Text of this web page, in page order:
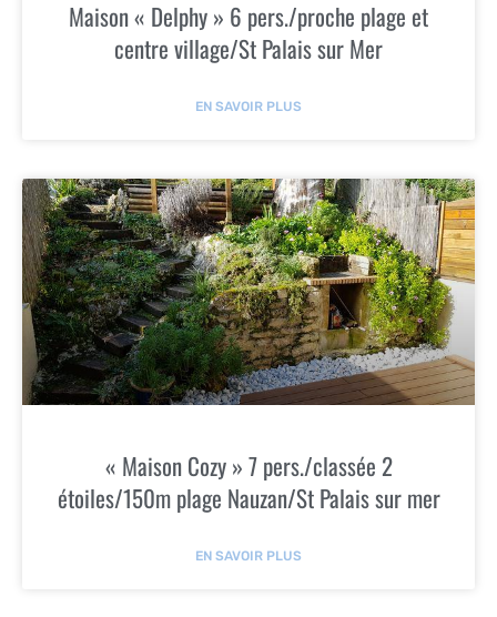
Maison « Delphy » 6 pers./proche plage et
centre village/St Palais sur Mer
EN SAVOIR PLUS
« Maison Cozy » 7 pers./classée 2
étoiles/150m plage Nauzan/St Palais sur mer
EN SAVOIR PLUS